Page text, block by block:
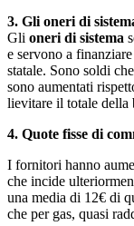
3. Gli oneri di
Gli oneri di sistema
e servono a
statale. Sono soldi
sono aumentati
lievitare il totale della
4. Quote fisse di
I fornitori hanno
che incide
una media di 12€ di
che per gas, quasi